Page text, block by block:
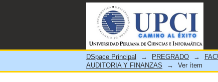
Las Herramientas
Mining Perú S.A.C. en
DSpace Principal → PREGRADO →
AUDITORIA Y FINANZAS
→ Ver ítem